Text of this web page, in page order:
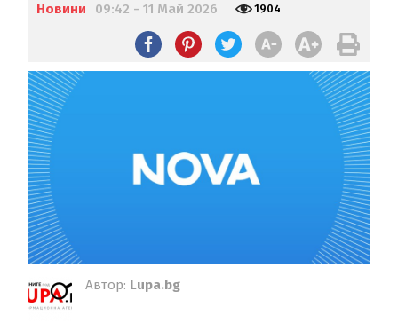
Новини 09:42 - 11 Май 2026 1904
Автор: Lupa.bg